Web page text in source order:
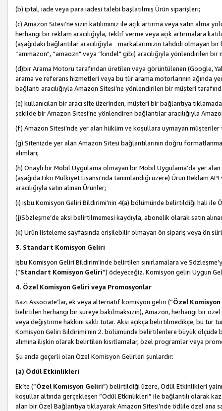
(b) iptal, iade veya para iadesi talebi başlatılmış Ürün siparişleri;
(c) Amazon Sitesi’ne sizin katılımınız ile açık artırma veya satın alma
herhangi bir reklam aracılığıyla, teklif verme veya açık artırmalara
(aşağıdaki bağlantılar aracılığıyla markalarımızın tahdidi olmayan
“ammazon", “amaozn" veya “kindel" gibi) aracılığıyla yönlendirilen
(d)bir Arama Motoru tarafından üretilen veya görüntülenen (Google,
arama ve referans hizmetleri veya bu tür arama motorlarının ağında
bağlantı aracılığıyla Amazon Sitesi’ne yönlendirilen bir müşteri
(e) kullanıcıları bir aracı site üzerinden, müşteri bir bağlantıya
şekilde bir Amazon Sitesi’ne yönlendiren bağlantılar aracılığıyla
(f) Amazon Sitesi’nde yer alan hüküm ve koşullara uymayan müşteriler
(g) Sitenizde yer alan Amazon Sitesi bağlantılarının doğru
alımları;
(h) Onaylı bir Mobil Uygulama olmayan bir Mobil Uygulama’da yer
(aşağıda Fikri Mülkiyet Lisansı’nda tanımlandığı üzere) Ürün Reklam
aracılığıyla satın alınan Ürünler;
(i) işbu Komisyon Geliri Bildirimi’nin 4(a) bölümünde belirtildiği hali ile
(j)Sözleşme’de aksi belirtilmemesi kaydıyla, abonelik olarak satın
(k) Ürün listeleme sayfasında erişilebilir olmayan ön sipariş veya ön
3. Standart Komisyon Geliri
İşbu Komisyon Geliri Bildirim’inde belirtilen sınırlamalara ve
(“Standart Komisyon Geliri”) ödeyeceğiz. Komisyon geliri Uygun
4. Özel Komisyon Geliri veya Promosyonlar
Bazı Associate’lar, ek veya alternatif komisyon geliri (“Özel
belirtilen herhangi bir süreye bakılmaksızın), Amazon, herhangi bir
veya değiştirme hakkını saklı tutar. Aksi açıkça belirtilmedikçe, bu tür
Komisyon Geliri Bildirimi’nin 2. bölümünde belirtilenlere büyük ölçüde
alımına ilişkin olarak belirtilen kısıtlamalar, özel programlar veya
Şu anda geçerli olan Özel Komisyon Gelirleri şunlardır:
(a) Ödül Etkinlikleri
Ek’te (“Özel Komisyon Geliri”) belirtildiği üzere, Ödül Etkinlikleri
koşullar altında gerçekleşen “Ödül Etkinlikleri” ile bağlantılı olarak
alan bir Özel Bağlantıya tıklayarak Amazon Sitesi’nde ödüle özel ana